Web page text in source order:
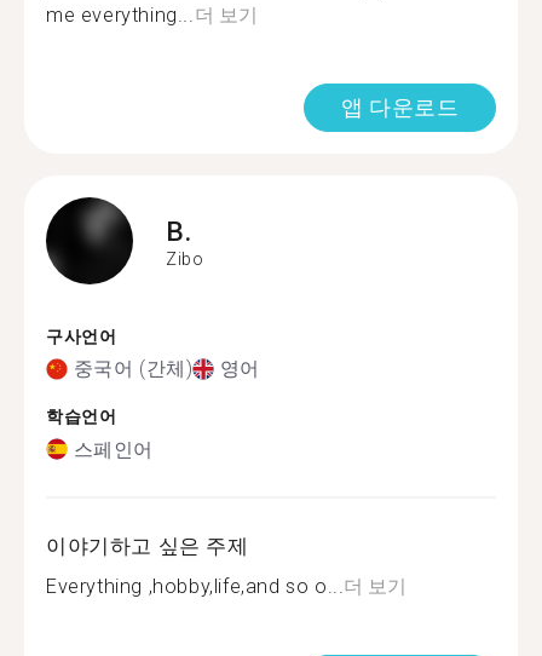
me everything... 더 보기
앱 다운로드
B.
Zibo
구사언어
중국어 (간체) 영어
학습언어
스페인어
이야기하고 싶은 주제
Everything ,hobby,life,and so o... 더 보기